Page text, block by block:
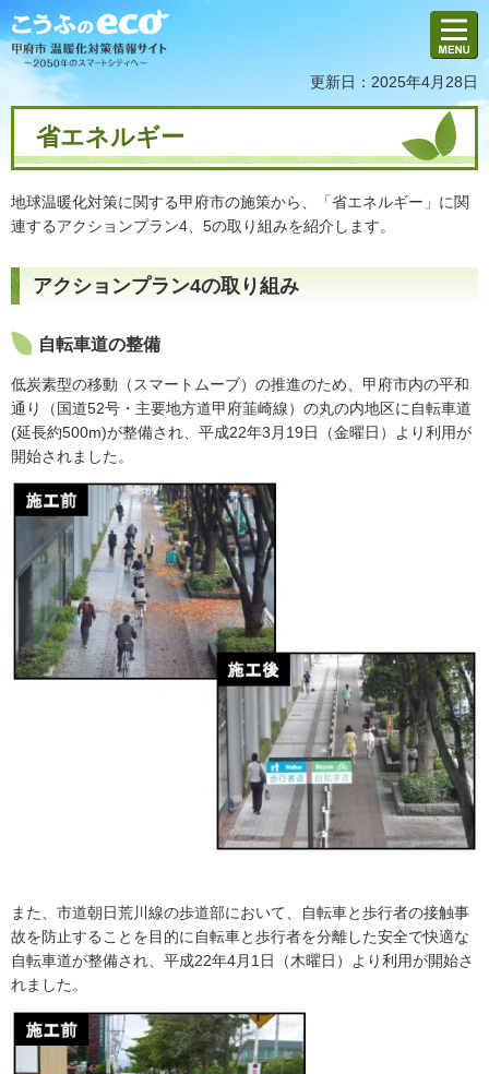
メニュ
ー
更新日：2025年4月28日
省エネルギー
地球温暖化対策に関する甲府市の施策から、「省エネルギー」に関
連するアクションプラン4、5の取り組みを紹介します。
アクションプラン4の取り組み
自転車道の整備
低炭素型の移動（スマートムーブ）の推進のため、甲府市内の平和
通り（国道52号・主要地方道甲府韮崎線）の丸の内地区に自転車道
(延長約500m)が整備され、平成22年3月19日（金曜日）より利用が
開始されました。
また、市道朝日荒川線の歩道部において、自転車と歩行者の接触事
故を防止することを目的に自転車と歩行者を分離した安全で快適な
自転車道が整備され、平成22年4月1日（木曜日）より利用が開始さ
れました。